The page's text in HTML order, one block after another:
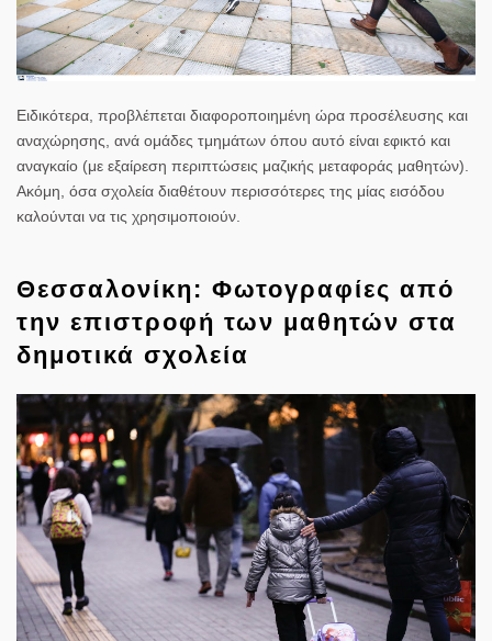
Ειδικότερα, προβλέπεται διαφοροποιημένη ώρα προσέλευσης και
αναχώρησης, ανά ομάδες τμημάτων όπου αυτό είναι εφικτό και
αναγκαίο (με εξαίρεση περιπτώσεις μαζικής μεταφοράς μαθητών).
Ακόμη, όσα σχολεία διαθέτουν περισσότερες της μίας εισόδου
καλούνται να τις χρησιμοποιούν.
Θεσσαλονίκη: Φωτογραφίες από
την επιστροφή των μαθητών στα
δημοτικά σχολεία